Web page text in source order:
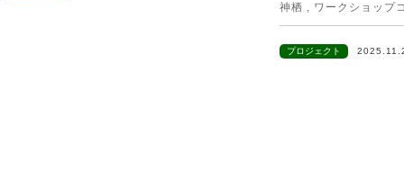
神栖 , ワークショップ
プロジェクト